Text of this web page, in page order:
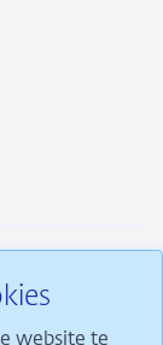
website te